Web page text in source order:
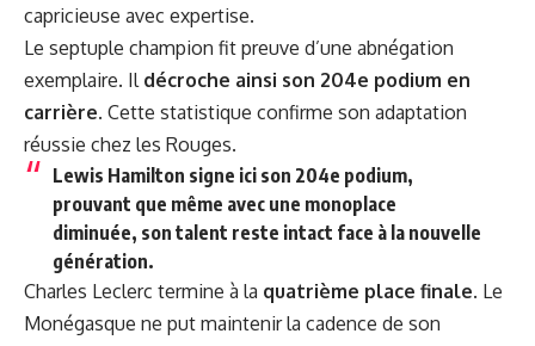
capricieuse avec expertise.
Le septuple champion fit preuve d’une abnégation
exemplaire. Il décroche ainsi son 204e podium en
carrière. Cette statistique confirme son adaptation
réussie chez les Rouges.
Lewis Hamilton signe ici son 204e podium,
prouvant que même avec une monoplace
diminuée, son talent reste intact face à la nouvelle
génération.
Charles Leclerc termine à la quatrième place finale. Le
Monégasque ne put maintenir la cadence de son